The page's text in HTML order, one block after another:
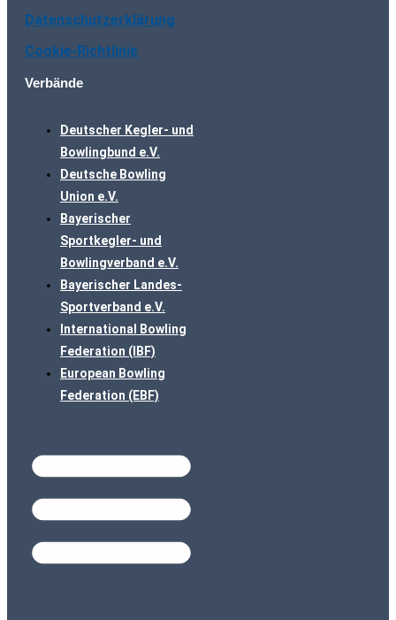
Datenschutzerklärung
Cookie-Richtlinie
Verbände
Deutscher Kegler- und
Bowlingbund e.V.
Deutsche Bowling
Union e.V.
Bayerischer
Sportkegler- und
Bowlingverband e.V.
Bayerischer Landes-
Sportverband e.V.
International Bowling
Federation (IBF)
European Bowling
Federation (EBF)